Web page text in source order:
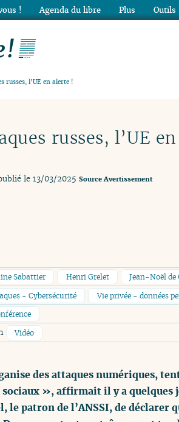
russes, l’UE en alerte !
russes, l’UE
le 13/03/2025 Source Avertissement
Sabattier Henri Grelet Jean-Noël de
- Cybersécurité Vie privée - données
Vidéo
des attaques numériques,
sociaux », affirmait il y a quelques
le patron de l’ANSSI, de déclarer
! Agenda du libre Plus Outils